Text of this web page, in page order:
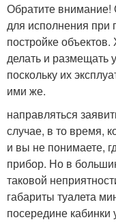
Обратите
для исполнения при
постройке
делать и размещать
поскольку их
ими же.
направляться
случае, в то время,
и вы не понимаете,
прибор. Но в
таковой
габариты туалета
посередине кабинки